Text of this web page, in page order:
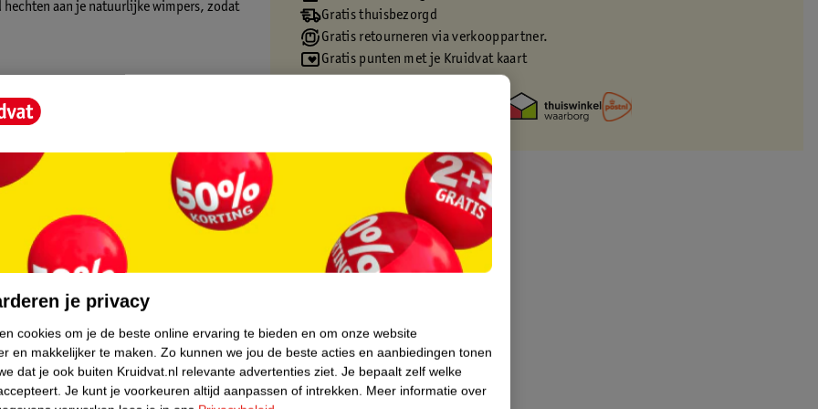
aan je natuurlijke wimpers, zodat
wimpers
van de stylist, de kwaliteit van
werk met de extensions voor een nette,
een mooie, duurzame set te creëren. De
opzetstukje kun je de tube telkens
Gratis thuisbezorgd
Gratis retourneren via verkooppartner.
Gratis punten met je Kruidvat kaart
je privacy
cookies om je de beste online ervaring te bieden en om onze website
en makkelijker te maken. Zo kunnen we jou de beste acties en aanbiedingen tonen
dat je ook buiten Kruidvat.nl relevante advertenties ziet. Je bepaalt zelf welke
Je kunt je voorkeuren altijd aanpassen of intrekken. Meer informatie over